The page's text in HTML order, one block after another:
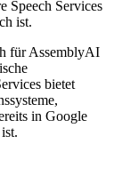
Speech Services
ist.
für AssemblyAI
bietet
in Google